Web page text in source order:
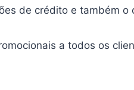
de crédito e também o
a todos os